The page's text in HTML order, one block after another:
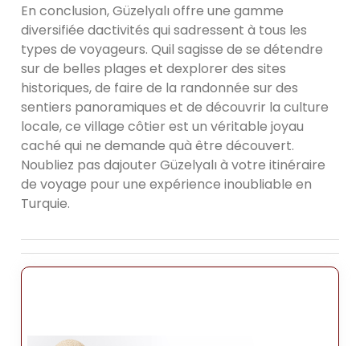
En conclusion, Güzelyalı offre une gamme
diversifiée dactivités qui sadressent à tous les
types de voyageurs. Quil sagisse de se détendre
sur de belles plages et dexplorer des sites
historiques, de faire de la randonnée sur des
sentiers panoramiques et de découvrir la culture
locale, ce village côtier est un véritable joyau
caché qui ne demande quà être découvert.
Noubliez pas dajouter Güzelyalı à votre itinéraire
de voyage pour une expérience inoubliable en
Turquie.